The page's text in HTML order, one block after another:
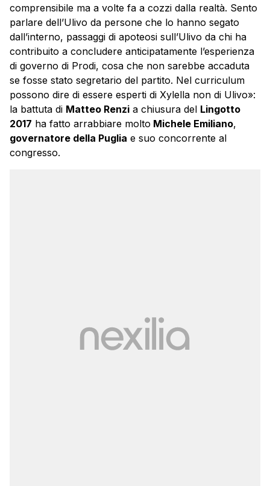
comprensibile ma a volte fa a cozzi dalla realtà. Sento
parlare dell’Ulivo da persone che lo hanno segato
dall’interno, passaggi di apoteosi sull’Ulivo da chi ha
contribuito a concludere anticipatamente l’esperienza
di governo di Prodi, cosa che non sarebbe accaduta
se fosse stato segretario del partito. Nel curriculum
possono dire di essere esperti di Xylella non di Ulivo»:
la battuta di Matteo Renzi a chiusura del Lingotto
2017 ha fatto arrabbiare molto Michele Emiliano,
governatore della Puglia e suo concorrente al
congresso.